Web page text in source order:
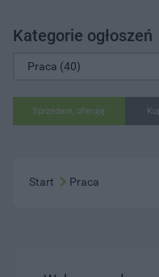
Kategorie ogłoszeń
Sprzedam, oferuję
Start Praca